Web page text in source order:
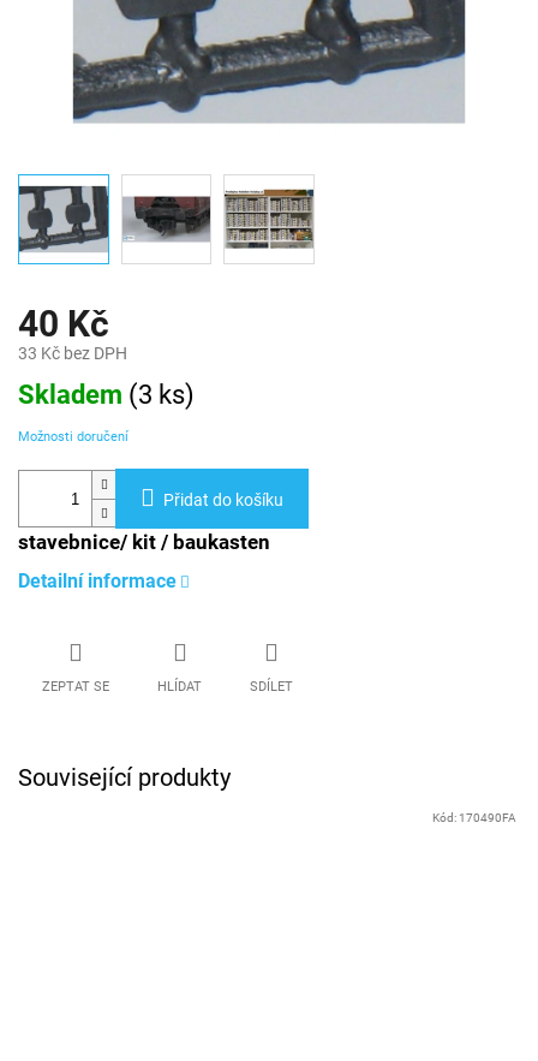
40 Kč
33 Kč bez DPH
Měrná
cena:
Skladem (3 ks)
Možnosti doručení
Přidat do košíku
stavebnice/ kit / baukasten
Detailní informace
ZEPTAT SE HLÍDAT SDÍLET
Související produkty
Kód: 170490FA